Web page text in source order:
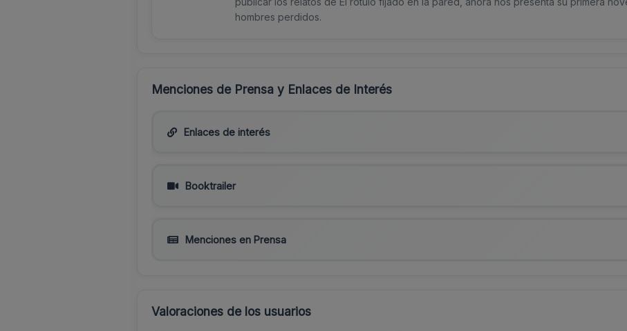
hombres perdidos.
Menciones de Prensa y Enlaces de Interés
Enlaces de interés
Booktrailer
Menciones en Prensa
Valoraciones de los usuarios